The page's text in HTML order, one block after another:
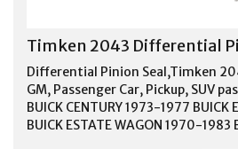
Timken 2043 Differential
Differential Pinion Seal,Timken
GM, Passenger Car, Pickup, SUV
BUICK CENTURY 1973-1977 BUICK
BUICK ESTATE WAGON 1970-1983